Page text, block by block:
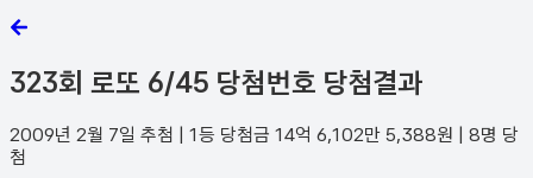
323회 로또 6/45 당첨번호 당첨결과
2009년 2월 7일 추첨 | 1등 당첨금 14억 6,102만 5,388원 | 8명 당
첨